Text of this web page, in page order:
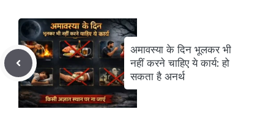
अमावस्या के दिन भूलकर भी
नहीं करने चाहिए ये कार्य: हो
सकता है अनर्थ